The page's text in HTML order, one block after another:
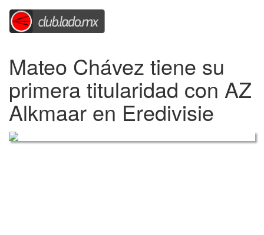
Mateo Chávez tiene su
primera titularidad con AZ
Alkmaar en Eredivisie